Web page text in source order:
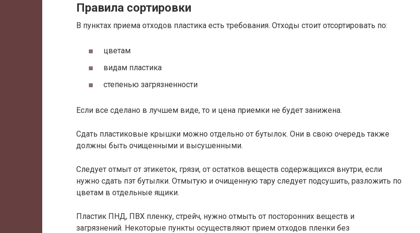
Правила сортировки
В пунктах приема отходов пластика есть требования. Отходы стоит отсортировать по:
цветам
видам пластика
степенью загрязненности
Если все сделано в лучшем виде, то и цена приемки не будет занижена.
Сдать пластиковые крышки можно отдельно от бутылок. Они в свою очередь также
должны быть очищенными и высушенными.
Следует отмыт от этикеток, грязи, от остатков веществ содержащихся внутри, если
нужно сдать пэт бутылки. Отмытую и очищенную тару следует подсушить, разложить по
цветам в отдельные ящики.
Пластик ПНД, ПВХ пленку, стрейч, нужно отмыть от посторонних веществ и
загрязнений. Некоторые пункты осуществляют прием отходов пленки без